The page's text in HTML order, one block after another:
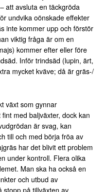
att avsluta en täckgröda
undvika oönskade effekter
inte kommer upp och förstör
viktig fråga är om en
kommer efter eller före
Inför trindsäd (lupin, ärt,
mycket kväve; då är gräs-/
växt som gynnar
med baljväxter, dock kan
är svag, kan
till och med börja fröa av
har det blivit ett problem
under kontroll. Flera olika
Man ska ha också en
och utbud av
stopp på tillväxten av